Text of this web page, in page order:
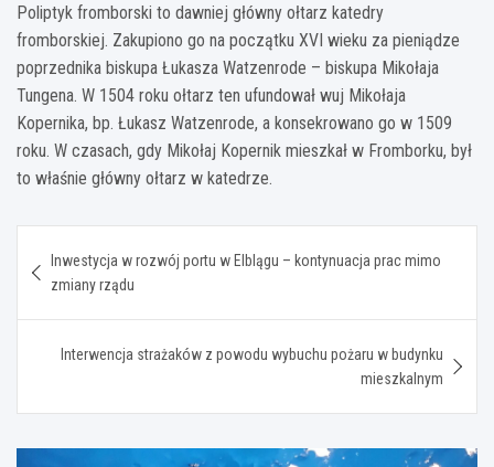
Poliptyk fromborski to dawniej główny ołtarz katedry
fromborskiej. Zakupiono go na początku XVI wieku za pieniądze
poprzednika biskupa Łukasza Watzenrode – biskupa Mikołaja
Tungena. W 1504 roku ołtarz ten ufundował wuj Mikołaja
Kopernika, bp. Łukasz Watzenrode, a konsekrowano go w 1509
roku. W czasach, gdy Mikołaj Kopernik mieszkał w Fromborku, był
to właśnie główny ołtarz w katedrze.
wpisu
Inwestycja w rozwój portu w Elblągu – kontynuacja prac mimo
zmiany rządu
Interwencja strażaków z powodu wybuchu pożaru w budynku
mieszkalnym